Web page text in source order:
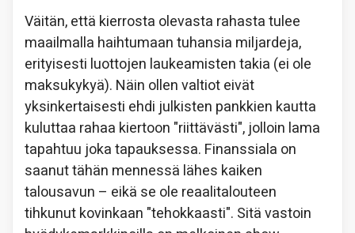
Väitän, että kierrosta olevasta rahasta tulee
maailmalla haihtumaan tuhansia miljardeja,
erityisesti luottojen laukeamisten takia (ei ole
maksukykyä). Näin ollen valtiot eivät
yksinkertaisesti ehdi julkisten pankkien kautta
kuluttaa rahaa kiertoon "riittävästi", jolloin lama
tapahtuu joka tapauksessa. Finanssiala on
saanut tähän mennessä lähes kaiken
talousavun – eikä se ole reaalitalouteen
tihkunut kovinkaan "tehokkaasti". Sitä vastoin